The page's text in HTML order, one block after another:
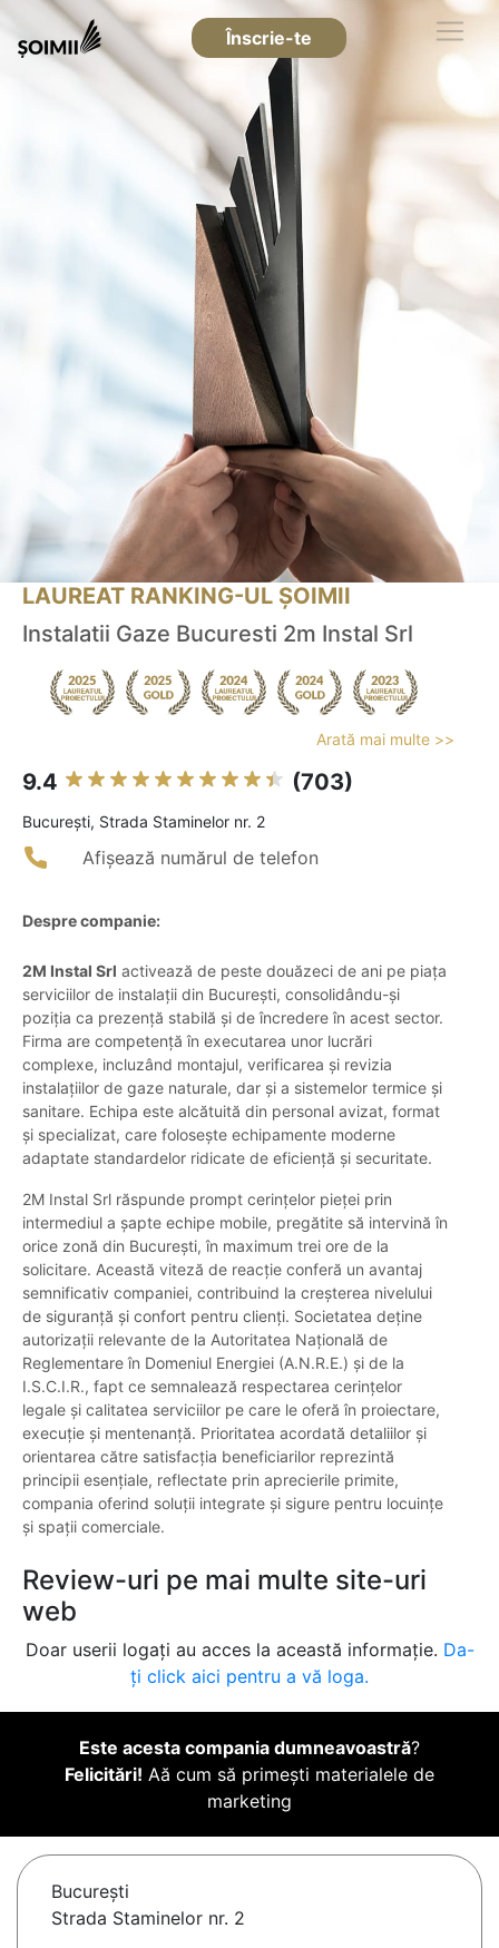
Înscrie-te
LAUREAT RANKING-UL ȘOIMII
Instalatii Gaze Bucuresti 2m Instal Srl
Arată mai multe >>
9.4 (703)
Bucureşti, Strada Staminelor nr. 2
Afișează numărul de telefon
Despre companie:
2M Instal Srl activează de peste douăzeci de ani pe piața
serviciilor de instalații din București, consolidându-și
poziția ca prezență stabilă și de încredere în acest sector.
Firma are competență în executarea unor lucrări
complexe, incluzând montajul, verificarea și revizia
instalațiilor de gaze naturale, dar și a sistemelor termice și
sanitare. Echipa este alcătuită din personal avizat, format
și specializat, care folosește echipamente moderne
adaptate standardelor ridicate de eficiență și securitate.
2M Instal Srl răspunde prompt cerințelor pieței prin
intermediul a șapte echipe mobile, pregătite să intervină în
orice zonă din București, în maximum trei ore de la
solicitare. Această viteză de reacție conferă un avantaj
semnificativ companiei, contribuind la creșterea nivelului
de siguranță și confort pentru clienți. Societatea deține
autorizații relevante de la Autoritatea Națională de
Reglementare în Domeniul Energiei (A.N.R.E.) și de la
I.S.C.I.R., fapt ce semnalează respectarea cerințelor
legale și calitatea serviciilor pe care le oferă în proiectare,
execuție și mentenanță. Prioritatea acordată detaliilor și
orientarea către satisfacția beneficiarilor reprezintă
principii esențiale, reflectate prin aprecierile primite,
compania oferind soluții integrate și sigure pentru locuințe
și spații comerciale.
Review-uri pe mai multe site-uri
web
Doar userii logați au acces la această informație. Da-
ți click aici pentru a vă loga.
Este acesta compania dumneavoastră?
Felicitări! Aă cum să primești materialele de
marketing
Bucureşti
Strada Staminelor nr. 2